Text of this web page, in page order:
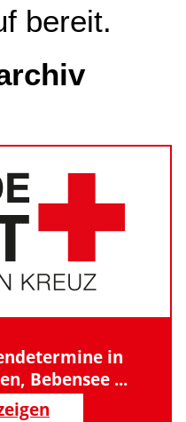
bereit.
in
Bebensee ...